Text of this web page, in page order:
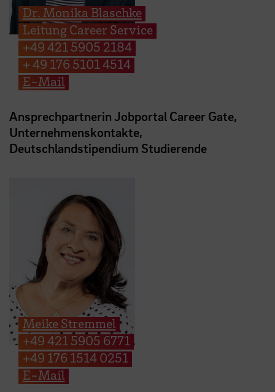
Dr. Monika Blaschke
Leitung Career Service
+49 421 5905 2184
+ 49 176 5101 4514
E-Mail
Ansprechpartnerin Jobportal Career Gate,
Unternehmenskontakte,
Deutschlandstipendium Studierende
Meike Stremmel
+49 421 5905 6771
+49 176 1514 0251
E-Mail